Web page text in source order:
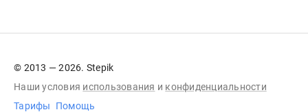
© 2013 — 2026. Stepik
Наши условия использования и конфиденциальности
Тарифы
Помощь